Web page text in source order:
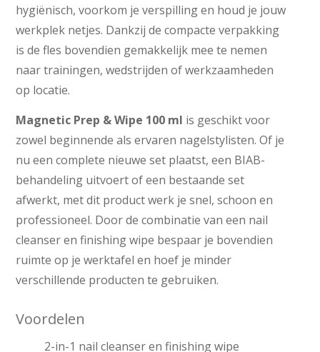
hygiënisch, voorkom je verspilling en houd je jouw
werkplek netjes. Dankzij de compacte verpakking
is de fles bovendien gemakkelijk mee te nemen
naar trainingen, wedstrijden of werkzaamheden
op locatie.
Magnetic Prep & Wipe 100 ml is geschikt voor
zowel beginnende als ervaren nagelstylisten. Of je
nu een complete nieuwe set plaatst, een BIAB-
behandeling uitvoert of een bestaande set
afwerkt, met dit product werk je snel, schoon en
professioneel. Door de combinatie van een nail
cleanser en finishing wipe bespaar je bovendien
ruimte op je werktafel en hoef je minder
verschillende producten te gebruiken.
Voordelen
2-in-1 nail cleanser en finishing wipe